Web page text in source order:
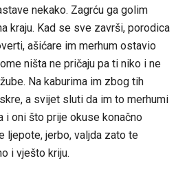
nekako. Zagrću ga golim
kraju. Kad se sve završi, porodica
ašićare im merhum ostavio
ništa ne pričaju pa ti niko i ne
Na kaburima im zbog tih
a svijet sluti da im to merhumi
i oni što prije okuse konačno
ljepote, jerbo, valjda zato te
i vješto kriju.